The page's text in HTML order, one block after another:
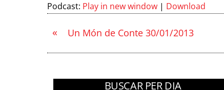
Podcast: Play in new window | Download
« Un Món de Conte 30/01/2013
BUSCAR PER DIA